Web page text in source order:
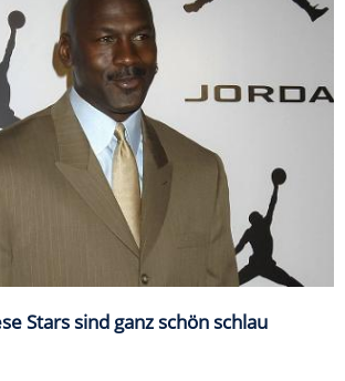
Stars sind ganz schön schlau